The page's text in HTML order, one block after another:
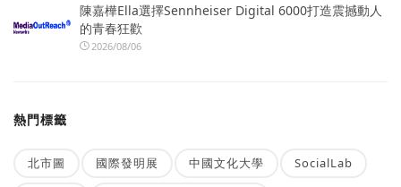
陳嘉樺Ella選擇Sennheiser Digital 6000打造震撼動人
的青春狂歡
2026/08/06
熱門標籤
北市圖 國際發明展 中國文化大學 SocialLab